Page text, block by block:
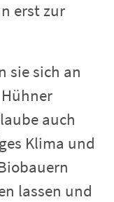
erst zur
sie sich an
auch
Klima und
lassen und